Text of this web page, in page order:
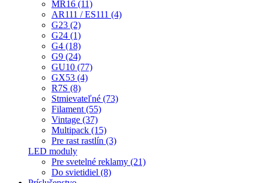
MR16 (11)
AR111 / ES111 (4)
G23 (2)
G24 (1)
G4 (18)
G9 (24)
GU10 (77)
GX53 (4)
R7S (8)
Stmievateľné (73)
Filament (55)
Vintage (37)
Multipack (15)
Pre rast rastlín (3)
LED moduly
Pre svetelné reklamy (21)
Do svietidiel (8)